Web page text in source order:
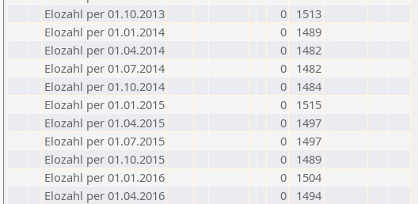
Elozahl per 01.10.2013
0
1513
Elozahl per 01.01.2014
0
1489
Elozahl per 01.04.2014
0
1482
Elozahl per 01.07.2014
0
1482
Elozahl per 01.10.2014
0
1484
Elozahl per 01.01.2015
0
1515
Elozahl per 01.04.2015
0
1497
Elozahl per 01.07.2015
0
1497
Elozahl per 01.10.2015
0
1489
Elozahl per 01.01.2016
0
1504
Elozahl per 01.04.2016
0
1494